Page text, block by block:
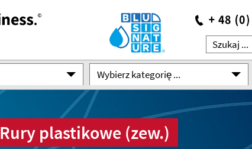
Wybierz kategorię ...
Rury plastikowe (zew.)